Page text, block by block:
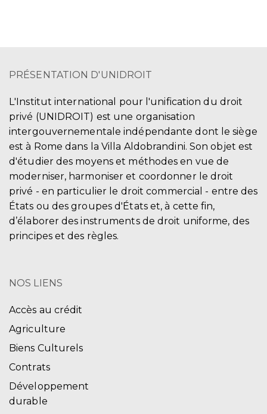
PRÉSENTATION D'UNIDROIT
L'Institut international pour l'unification du droit
privé (UNIDROIT) est une organisation
intergouvernementale indépendante dont le siège
est à Rome dans la Villa Aldobrandini. Son objet est
d'étudier des moyens et méthodes en vue de
moderniser, harmoniser et coordonner le droit
privé - en particulier le droit commercial - entre des
États ou des groupes d'États et, à cette fin,
d’élaborer des instruments de droit uniforme, des
principes et des règles.
NOS LIENS
Accès au crédit
Agriculture
Biens Culturels
Contrats
Développement
durable